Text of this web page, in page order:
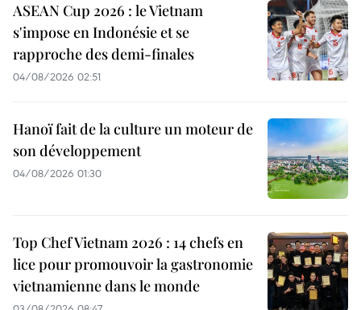
ASEAN Cup 2026 : le Vietnam
s'impose en Indonésie et se
rapproche des demi-finales
04/08/2026 02:51
Hanoï fait de la culture un moteur de
son développement
04/08/2026 01:30
Top Chef Vietnam 2026 : 14 chefs en
lice pour promouvoir la gastronomie
vietnamienne dans le monde